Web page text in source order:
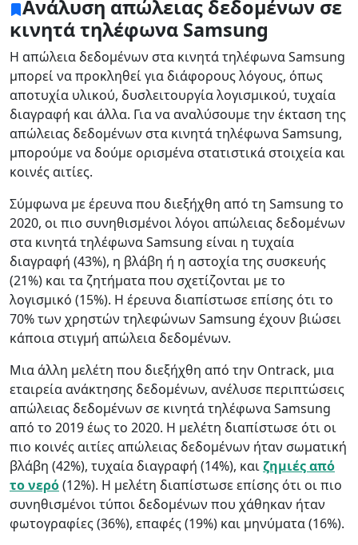
Ανάλυση απώλειας δεδομένων σε
κινητά τηλέφωνα Samsung
Η απώλεια δεδομένων στα κινητά τηλέφωνα Samsung
μπορεί να προκληθεί για διάφορους λόγους, όπως
αποτυχία υλικού, δυσλειτουργία λογισμικού, τυχαία
διαγραφή και άλλα. Για να αναλύσουμε την έκταση της
απώλειας δεδομένων στα κινητά τηλέφωνα Samsung,
μπορούμε να δούμε ορισμένα στατιστικά στοιχεία και
κοινές αιτίες.
Σύμφωνα με έρευνα που διεξήχθη από τη Samsung το
2020, οι πιο συνηθισμένοι λόγοι απώλειας δεδομένων
στα κινητά τηλέφωνα Samsung είναι η τυχαία
διαγραφή (43%), η βλάβη ή η αστοχία της συσκευής
(21%) και τα ζητήματα που σχετίζονται με το
λογισμικό (15%). Η έρευνα διαπίστωσε επίσης ότι το
70% των χρηστών τηλεφώνων Samsung έχουν βιώσει
κάποια στιγμή απώλεια δεδομένων.
Μια άλλη μελέτη που διεξήχθη από την Ontrack, μια
εταιρεία ανάκτησης δεδομένων, ανέλυσε περιπτώσεις
απώλειας δεδομένων σε κινητά τηλέφωνα Samsung
από το 2019 έως το 2020. Η μελέτη διαπίστωσε ότι οι
πιο κοινές αιτίες απώλειας δεδομένων ήταν σωματική
βλάβη (42%), τυχαία διαγραφή (14%), καιζημιές από
το νερό(12%). Η μελέτη διαπίστωσε επίσης ότι οι πιο
συνηθισμένοι τύποι δεδομένων που χάθηκαν ήταν
φωτογραφίες (36%), επαφές (19%) και μηνύματα (16%).